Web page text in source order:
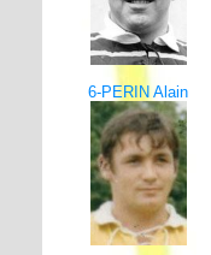
6-PERIN Alain